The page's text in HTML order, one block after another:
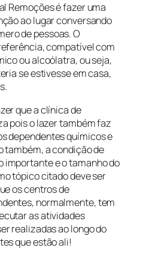
Remoções é fazer uma
ao lugar conversando
de pessoas. O
compatível com
ou alcoólatra, ou seja,
se estivesse em casa,
que a clínica de
pois o lazer também faz
dependentes químicos e
também, a condição de
importante e o tamanho do
tópico citado deve ser
os centros de
normalmente, tem
as atividades
realizadas ao longo do
que estão ali!